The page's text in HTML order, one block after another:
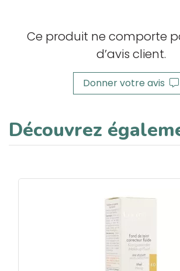
Ce produit ne comporte
d’avis client.
Donner votre avis
Découvrez